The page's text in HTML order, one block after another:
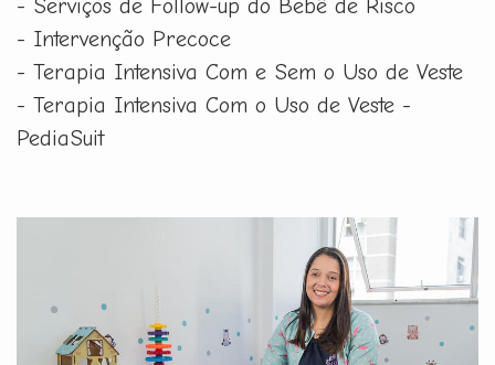
- Serviços de Follow-up do Bebê de Risco
- Intervenção Precoce
- Terapia Intensiva Com e Sem o Uso de Veste
- Terapia Intensiva Com o Uso de Veste -
PediaSuit